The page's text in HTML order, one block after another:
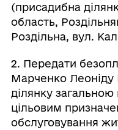
(присадибна
область,
Роздільна, вул.
2. Передати
Марченко
ділянку
цільовим
обслуговування